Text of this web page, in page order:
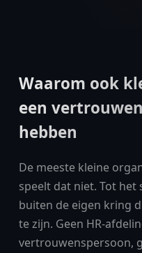
Waarom ook
een
hebben
De meeste kleine
speelt dat niet. Tot het
buiten de eigen kring
te zijn. Geen HR-
vertrouwenspersoon,